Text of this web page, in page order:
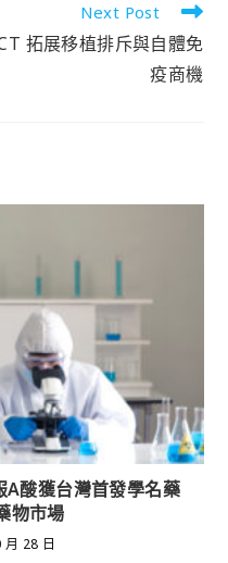
Next Post
拓展移植排斥與自體免
疫商機
A酸獲台灣首發學名藥
物市場
28 日